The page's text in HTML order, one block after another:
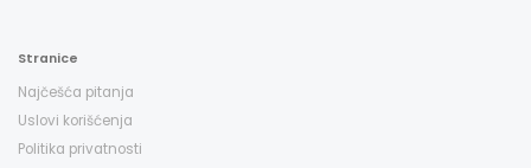
Stranice
Najčešća pitanja
Uslovi korišćenja
Politika privatnosti